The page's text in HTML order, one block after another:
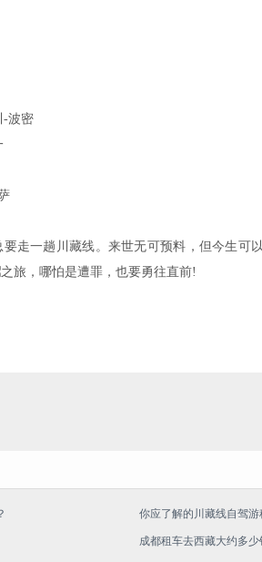
-波密
走一趟川藏线。来世无可预料，但今生可
之旅，哪怕是遭罪，也要勇往直前!
你应了解的川藏线自驾游
成都租车去西藏大约多少